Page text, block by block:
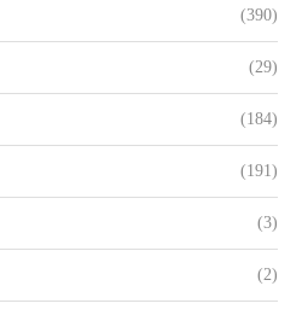
(390)
(29)
(184)
(191)
(3)
(2)